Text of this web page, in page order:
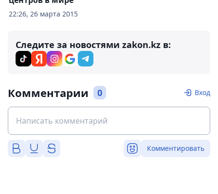
22:26, 26 марта 2015
Следите за новостями zakon.kz в:
Комментарии 0 Вход
Комментировать